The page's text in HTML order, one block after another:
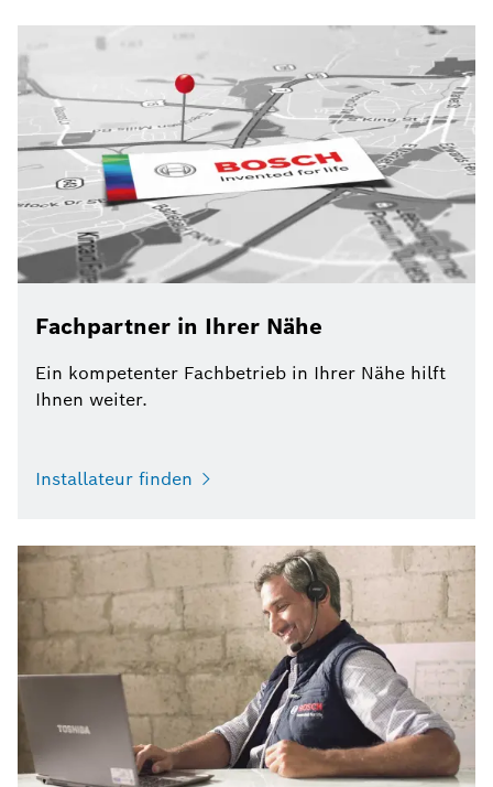
Fachpartner in Ihrer Nähe
Ein kompetenter Fachbetrieb in Ihrer Nähe hilft
Ihnen weiter.
Installateur finden